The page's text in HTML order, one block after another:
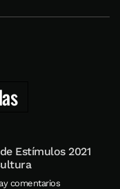
Estímulos 2021
comentarios